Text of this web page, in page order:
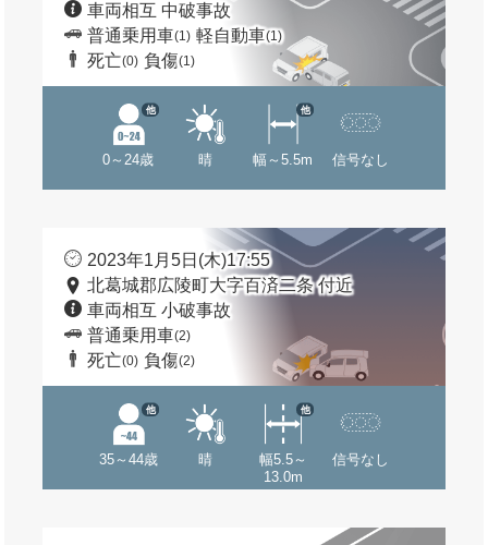
車両相互 中破事故
普通乗用車(1) 軽自動車(1)
死亡(0) 負傷(1)
0～24歳
他
晴 幅～5.5m
他
信号なし
2023年1月5日(木)17:55
北葛城郡広陵町大字百済二条 付近
車両相互 小破事故
普通乗用車(2)
死亡(0) 負傷(2)
35～44歳
他
晴
幅5.5～
13.0m
他
信号なし